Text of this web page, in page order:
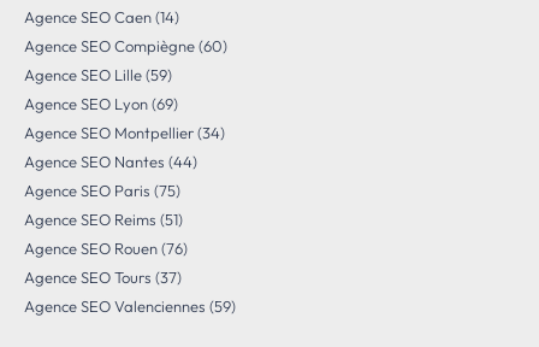
Agence SEO Caen (14)
Agence SEO Compiègne (60)
Agence SEO Lille (59)
Agence SEO Lyon (69)
Agence SEO Montpellier (34)
Agence SEO Nantes (44)
Agence SEO Paris (75)
Agence SEO Reims (51)
Agence SEO Rouen (76)
Agence SEO Tours (37)
Agence SEO Valenciennes (59)